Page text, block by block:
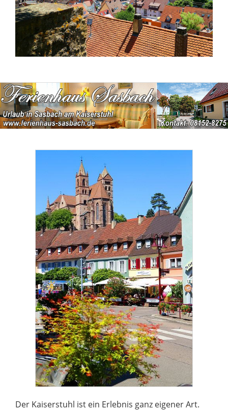
Der Kaiserstuhl ist ein Erlebnis ganz eigener Art.